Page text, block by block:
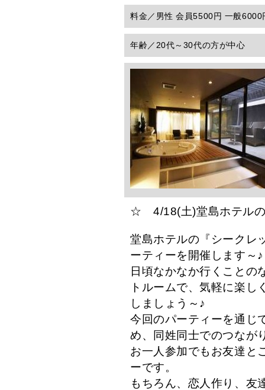
料金／ 男性 会員5500円 一般
年齢／ 20代～30代の方が中心
☆ 4/18(土)堂島ホテルの
堂島ホテルの『シークレ
ーティーを開催します～♪
日頃なかなか行くことの
トルームで、気軽に楽
しましょう～♪
今回のパーティーを通じ
め、同姓同士でのつなが
お一人参加でもお友達と
ーです。
もちろん、恋人作り、友